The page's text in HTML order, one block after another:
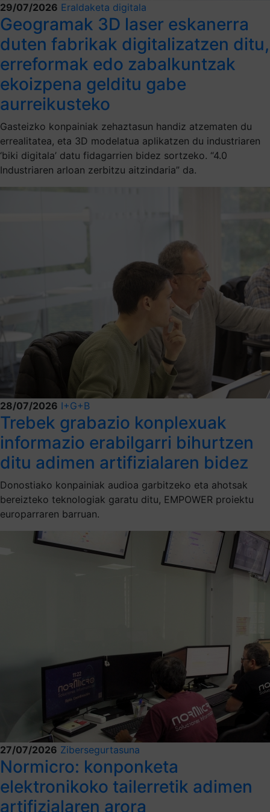
29/07/2026 Eraldaketa digitala
Geogramak 3D laser eskanerra
duten fabrikak digitalizatzen ditu,
erreformak edo zabalkuntzak
ekoizpena gelditu gabe
aurreikusteko
Gasteizko konpainiak zehaztasun handiz atzematen du
errealitatea, eta 3D modelatua aplikatzen du industriaren
‘biki digitala’ datu fidagarrien bidez sortzeko. “4.0
Industriaren arloan zerbitzu aitzindaria” da.
28/07/2026 I+G+B
Trebek grabazio konplexuak
informazio erabilgarri bihurtzen
ditu adimen artifizialaren bidez
Donostiako konpainiak audioa garbitzeko eta ahotsak
bereizteko teknologiak garatu ditu, EMPOWER proiektu
europarraren barruan.
27/07/2026 Zibersegurtasuna
Normicro: konponketa
elektronikoko tailerretik adimen
artifizialaren arora